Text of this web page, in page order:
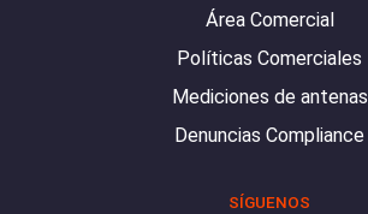
Área Comercial
Políticas Comerciales
Mediciones de antenas
Denuncias Compliance
SÍGUENOS